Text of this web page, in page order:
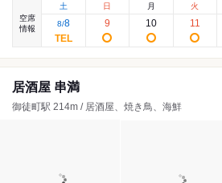
空席
情報
土
8/8
日
9
月
10
火
11
居酒屋 串満
御徒町駅 214m / 居酒屋、焼き鳥、海鮮